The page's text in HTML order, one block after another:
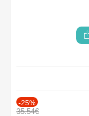
-25%
35.54€